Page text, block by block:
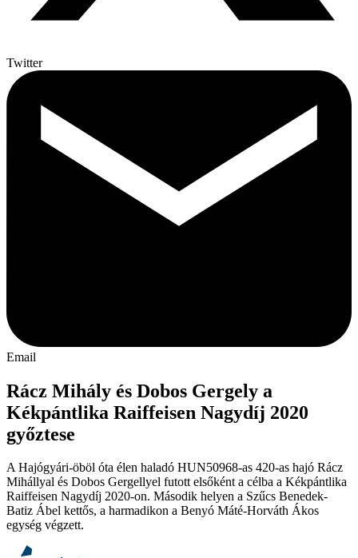
Twitter
Email
Rácz Mihály és Dobos Gergely a
Kékpántlika Raiffeisen Nagydíj 2020
győztese
A Hajógyári-öböl óta élen haladó HUN50968-as 420-as hajó Rácz
Mihállyal és Dobos Gergellyel futott elsőként a célba a Kékpántlika
Raiffeisen Nagydíj 2020-on. Második helyen a Szűcs Benedek-
Batiz Ábel kettős, a harmadikon a Benyó Máté-Horváth Ákos
egység végzett.